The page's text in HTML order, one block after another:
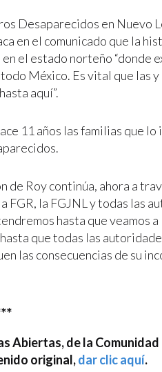
Desaparecidos en Nuevo
en el comunicado que la
el estado norteño “donde
México. Es vital que las
aquí”.
11 años las familias que lo
de Roy continúa, ahora a
FGR, la FGJNL y todas las
hasta que veamos a
que todas las
las consecuencias de su
Abiertas, de la Comunidad
original,dar clic aquí.